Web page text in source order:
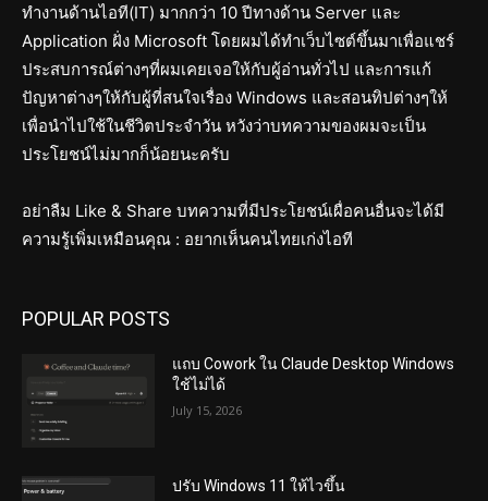
ทำงานด้านไอที(IT) มากกว่า 10 ปีทางด้าน Server และ
Application ฝั่ง Microsoft โดยผมได้ทำเว็บไซต์ขึ้นมาเพื่อแชร์
ประสบการณ์ต่างๆที่ผมเคยเจอให้กับผู้อ่านทั่วไป และการแก้
ปัญหาต่างๆให้กับผู้ที่สนใจเรื่อง Windows และสอนทิปต่างๆให้
เพื่อนำไปใช้ในชีวิตประจำวัน หวังว่าบทความของผมจะเป็น
ประโยชน์ไม่มากก็น้อยนะครับ
อย่าลืม Like & Share บทความที่มีประโยชน์เผื่อคนอื่นจะได้มี
ความรู้เพิ่มเหมือนคุณ : อยากเห็นคนไทยเก่งไอที
POPULAR POSTS
แถบ Cowork ใน Claude Desktop Windows
ใช้ไม่ได้
July 15, 2026
ปรับ Windows 11 ให้ไวขึ้น